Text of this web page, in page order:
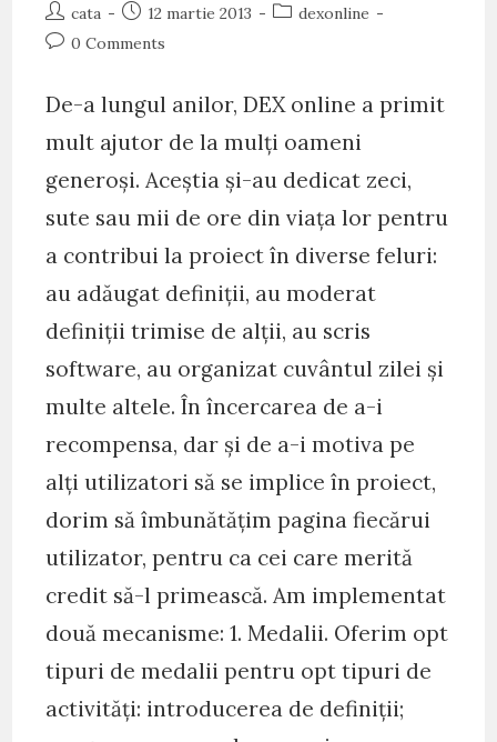
Post
author:
cata
Post
published:
12 martie 2013
Postdexonline
Post0 Comments
De-a lungul anilor, DEX online a primit
mult ajutor de la mulți oameni
generoși. Aceștia și-au dedicat zeci,
sute sau mii de ore din viața lor pentru
a contribui la proiect în diverse feluri:
au adăugat definiții, au moderat
definiții trimise de alții, au scris
software, au organizat cuvântul zilei și
multe altele. În încercarea de a-i
recompensa, dar și de a-i motiva pe
alți utilizatori să se implice în proiect,
dorim să îmbunătățim pagina fiecărui
utilizator, pentru ca cei care merită
credit să-l primească. Am implementat
două mecanisme: 1. Medalii. Oferim opt
tipuri de medalii pentru opt tipuri de
activități: introducerea de definiții;